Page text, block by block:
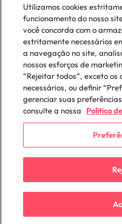
Politica de escravidão moderna
© 2025 Robert
Utilizamos cookies
funcionamento do nosso
você concorda com o
estritamente necessários
a navegação no site,
nossos esforços de
“Rejeitar todos”, exceto os
necessários, ou definir
gerenciar suas
consulte a nossa
Política